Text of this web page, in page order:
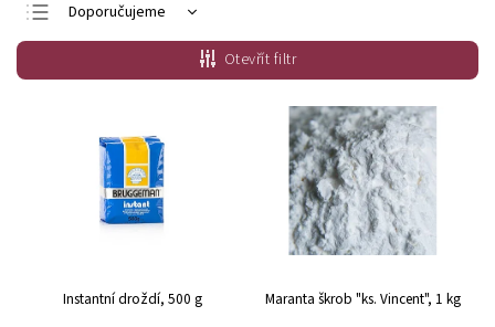
Doporučujeme
Nejlevnější
Nejdražší
Abecedně
Otevřít filtr
Instantní droždí, 500 g Maranta škrob "ks. Vincent", 1 kg